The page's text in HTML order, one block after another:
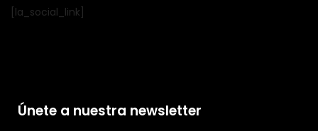
[la_social_link]
Únete a nuestra newsletter